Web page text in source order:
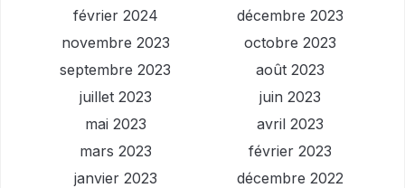
février 2024
décembre 2023
novembre 2023
octobre 2023
septembre 2023
août 2023
juillet 2023
juin 2023
mai 2023
avril 2023
mars 2023
février 2023
janvier 2023
décembre 2022